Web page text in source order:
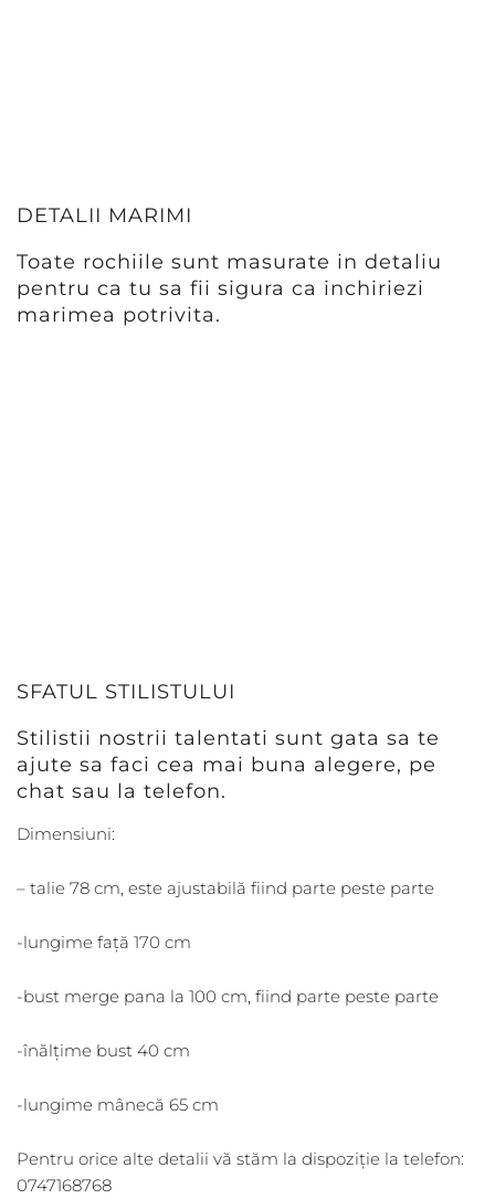
DETALII MARIMI
Toate rochiile sunt masurate in detaliu
pentru ca tu sa fii sigura ca inchiriezi
marimea potrivita.
SFATUL STILISTULUI
Stilistii nostrii talentati sunt gata sa te
ajute sa faci cea mai buna alegere, pe
chat sau la telefon.
Dimensiuni:
– talie 78 cm, este ajustabilă fiind parte peste parte
-lungime față 170 cm
-bust merge pana la 100 cm, fiind parte peste parte
-înălțime bust 40 cm
-lungime mânecă 65 cm
Pentru orice alte detalii vă stăm la dispoziție la telefon:
0747168768